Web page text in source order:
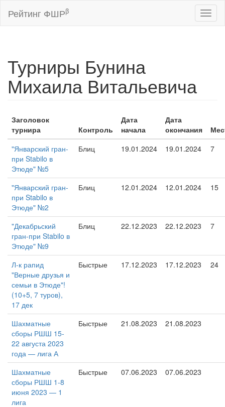
Рейтинг ФШРβ
Турниры Бунина
Михаила Витальевича
Заголовок
турнира
Контроль
Дата
начала
Дата
окончания
"Январский гран-
при Stabilo в
Этюде" №5
Блиц 19.01.2024 19.01.2024 7
"Январский гран-
при Stabilo в
Этюде" №2
Блиц 12.01.2024 12.01.2024 15
"Декабрьский
гран-при Stabilo в
Этюде" №9
Блиц 22.12.2023 22.12.2023 7
Л-к рапид
"Верные друзья и
семьи в Этюде"!
(10+5, 7 туров),
17 дек
Быстрые 17.12.2023 17.12.2023 24
Шахматные
сборы РШШ 15-
22 августа 2023
года — лига А
Быстрые 21.08.2023 21.08.2023
Шахматные
сборы РШШ 1-8
июня 2023 — 1
лига
Быстрые 07.06.2023 07.06.2023